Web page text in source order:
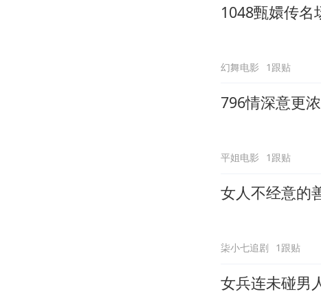
1048甄嬛传名
幻舞电影 1跟贴
796情深意更
平姐电影 1跟贴
女人不经意的
柒小七追剧 1跟贴
女兵连未碰男